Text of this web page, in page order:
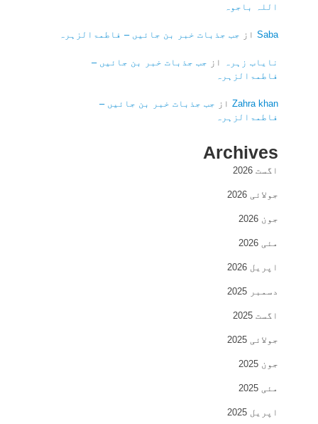
اللہ باجوہ
Saba از جب جذبات خبر بن جائیں – فاطمۃالزہرہ
نایاب زہرہ از جب جذبات خبر بن جائیں –
فاطمۃالزہرہ
Zahra khan از جب جذبات خبر بن جائیں –
فاطمۃالزہرہ
Archives
اگست 2026
جولائی 2026
جون 2026
مئی 2026
اپریل 2026
دسمبر 2025
اگست 2025
جولائی 2025
جون 2025
مئی 2025
اپریل 2025